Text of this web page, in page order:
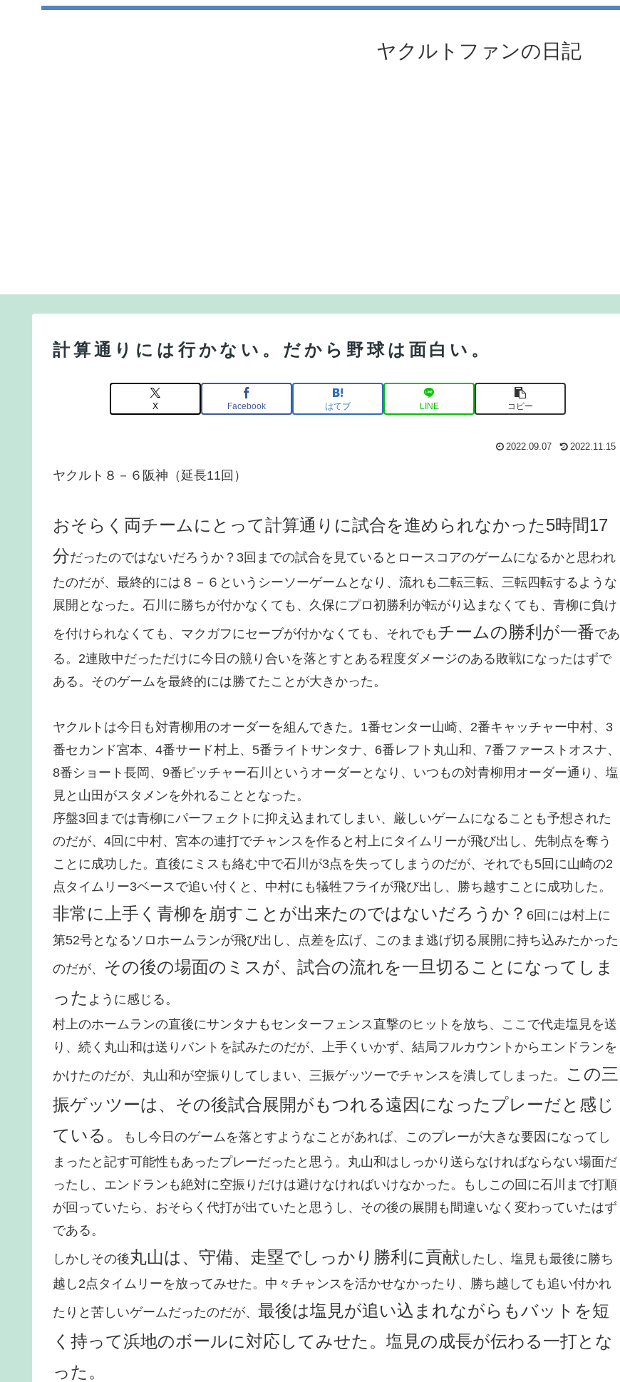
ヤクルトファンの日記
計算通りには行かない。だから野球は面白い。
X Facebook はてブ LINE コピー
2022.09.07 2022.11.15
ヤクルト８－６阪神（延長11回）
おそらく両チームにとって計算通りに試合を進められなかった5時間17
分だったのではないだろうか？3回までの試合を見ているとロースコアのゲームになるかと思われ
たのだが、最終的には８－６というシーソーゲームとなり、流れも二転三転、三転四転するような
展開となった。石川に勝ちが付かなくても、久保にプロ初勝利が転がり込まなくても、青柳に負け
を付けられなくても、マクガフにセーブが付かなくても、それでも チームの勝利が一番であ
る。2連敗中だっただけに今日の競り合いを落とすとある程度ダメージのある敗戦になったはずで
ある。そのゲームを最終的には勝てたことが大きかった。
ヤクルトは今日も対青柳用のオーダーを組んできた。1番センター山崎、2番キャッチャー中村、3
番セカンド宮本、4番サード村上、5番ライトサンタナ、6番レフト丸山和、7番ファーストオスナ、
8番ショート長岡、9番ピッチャー石川というオーダーとなり、いつもの対青柳用オーダー通り、塩
見と山田がスタメンを外れることとなった。
序盤3回までは青柳にパーフェクトに抑え込まれてしまい、厳しいゲームになることも予想された
のだが、4回に中村、宮本の連打でチャンスを作ると村上にタイムリーが飛び出し、先制点を奪う
ことに成功した。直後にミスも絡む中で石川が3点を失ってしまうのだが、それでも5回に山崎の2
点タイムリー3ベースで追い付くと、中村にも犠牲フライが飛び出し、勝ち越すことに成功した。
非常に上手く青柳を崩すことが出来たのではないだろうか？ 6回には村上に
第52号となるソロホームランが飛び出し、点差を広げ、このまま逃げ切る展開に持ち込みたかった
のだが、 その後の場面のミスが、試合の流れを一旦切ることになってしま
った ように感じる。
村上のホームランの直後にサンタナもセンターフェンス直撃のヒットを放ち、ここで代走塩見を送
り、続く丸山和は送りバントを試みたのだが、上手くいかず、結局フルカウントからエンドランを
かけたのだが、丸山和が空振りしてしまい、三振ゲッツーでチャンスを潰してしまった。
この三
振ゲッツーは、その後試合展開がもつれる遠因になったプレーだと感じ
ている。
もし今日のゲームを落とすようなことがあれば、このプレーが大きな要因になってし
まったと記す可能性もあったプレーだったと思う。丸山和はしっかり送らなければならない場面だ
ったし、エンドランも絶対に空振りだけは避けなければいけなかった。もしこの回に石川まで打順
が回っていたら、おそらく代打が出ていたと思うし、その後の展開も間違いなく変わっていたはず
である。
しかしその後丸山は、守備、走塁でしっかり勝利に貢献 したし、塩見も最後に勝ち
越し2点タイムリーを放ってみせた。中々チャンスを活かせなかったり、勝ち越しても追い付かれ
たりと苦しいゲームだったのだが、 最後は塩見が追い込まれながらもバットを短
く持って浜地のボールに対応してみせた。塩見の成長が伝わる一打とな
った。